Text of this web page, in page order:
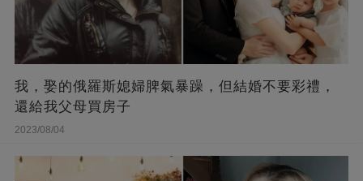
我，娶的俄羅斯媳婦脾氣暴躁，但結婚不要彩禮，
還給我父母買房子
2023/08/04